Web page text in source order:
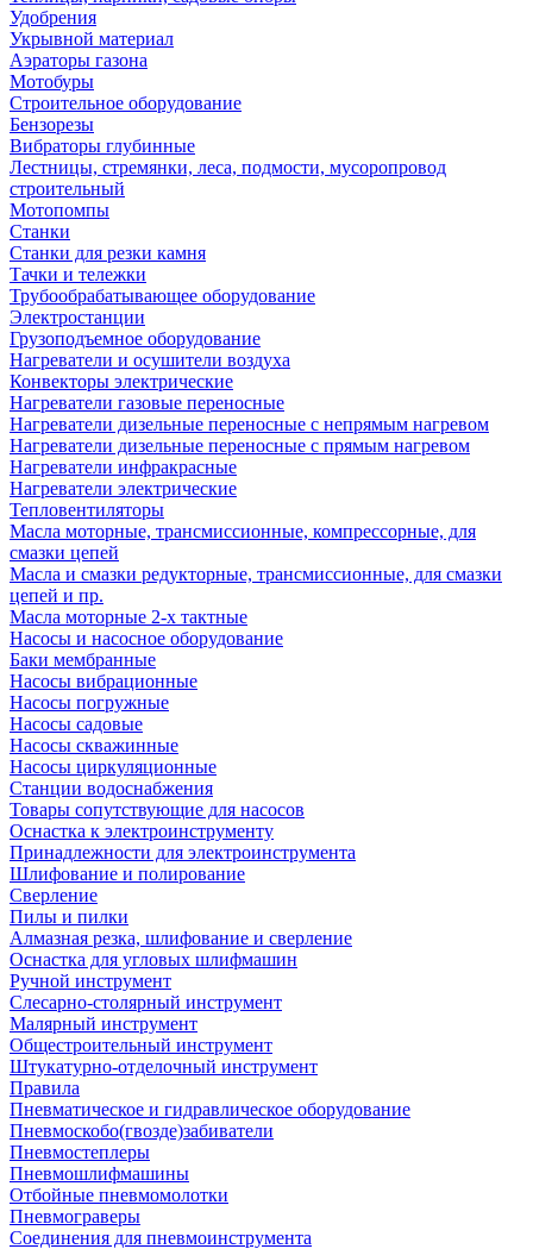
Удобрения
Укрывной материал
Аэраторы газона
Мотобуры
Строительное оборудование
Бензорезы
Вибраторы глубинные
Лестницы, стремянки, леса, подмости, мусоропровод
строительный
Мотопомпы
Станки
Станки для резки камня
Тачки и тележки
Трубообрабатывающее оборудование
Электростанции
Грузоподъемное оборудование
Нагреватели и осушители воздуха
Конвекторы электрические
Нагреватели газовые переносные
Нагреватели дизельные переносные с непрямым нагревом
Нагреватели дизельные переносные с прямым нагревом
Нагреватели инфракрасные
Нагреватели электрические
Тепловентиляторы
Масла моторные, трансмиссионные, компрессорные, для
смазки цепей
Масла и смазки редукторные, трансмиссионные, для смазки
цепей и пр.
Масла моторные 2-х тактные
Насосы и насосное оборудование
Баки мембранные
Насосы вибрационные
Насосы погружные
Насосы садовые
Насосы скважинные
Насосы циркуляционные
Станции водоснабжения
Товары сопутствующие для насосов
Оснастка к электроинструменту
Принадлежности для электроинструмента
Шлифование и полирование
Сверление
Пилы и пилки
Алмазная резка, шлифование и сверление
Оснастка для угловых шлифмашин
Ручной инструмент
Слесарно-столярный инструмент
Малярный инструмент
Общестроительный инструмент
Штукатурно-отделочный инструмент
Правила
Пневматическое и гидравлическое оборудование
Пневмоскобо(гвозде)забиватели
Пневмостеплеры
Пневмошлифмашины
Отбойные пневмомолотки
Пневмограверы
Соединения для пневмоинструмента